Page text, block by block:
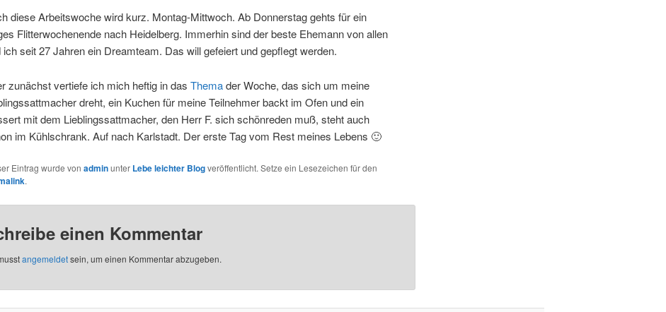
diese Arbeitswoche wird kurz. Montag-Mittwoch. Ab Donnerstag gehts für ein
Flitterwochenende nach Heidelberg. Immerhin sind der beste Ehemann von allen
ich seit 27 Jahren ein Dreamteam. Das will gefeiert und gepflegt werden.
zunächst vertiefe ich mich heftig in das Themader Woche, das sich um meine
dreht, ein Kuchen für meine Teilnehmer backt im Ofen und ein
mit dem Lieblingssattmacher, den Herr F. sich schönreden muß, steht auch
im Kühlschrank. Auf nach Karlstadt. Der erste Tag vom Rest meines Lebens 🙂
Eintrag wurde von adminunter Lebe leichter Blogveröffentlicht. Setze ein Lesezeichen für den
.
einen Kommentar
angemeldetsein, um einen Kommentar abzugeben.